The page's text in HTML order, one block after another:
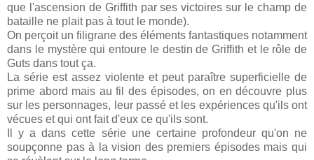
que l'ascension de Griffith par ses victoires sur le champ de
bataille ne plait pas à tout le monde).
On perçoit un filigrane des éléments fantastiques notamment
dans le mystère qui entoure le destin de Griffith et le rôle de
Guts dans tout ça.
La série est assez violente et peut paraître superficielle de
prime abord mais au fil des épisodes, on en découvre plus
sur les personnages, leur passé et les expériences qu'ils ont
vécues et qui ont fait d'eux ce qu'ils sont.
Il y a dans cette série une certaine profondeur qu'on ne
soupçonne pas à la vision des premiers épisodes mais qui